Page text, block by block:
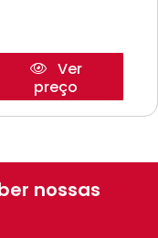
Ver
preço
nossas